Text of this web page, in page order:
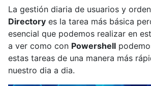
La gestión diaria de usuarios y
Directory es la tarea más básica
esencial que podemos realizar en
a ver como con Powershell
estas tareas de una manera más
nuestro dia a dia.